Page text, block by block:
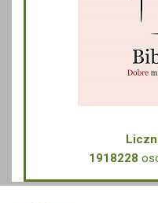
1918228